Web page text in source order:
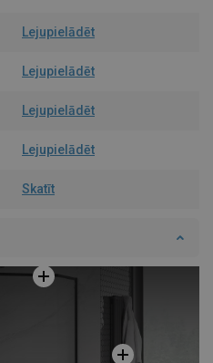
Lejupielādēt
Lejupielādēt
Lejupielādēt
Lejupielādēt
Skatīt